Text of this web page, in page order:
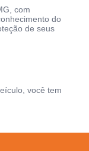
com
do
de seus
você tem